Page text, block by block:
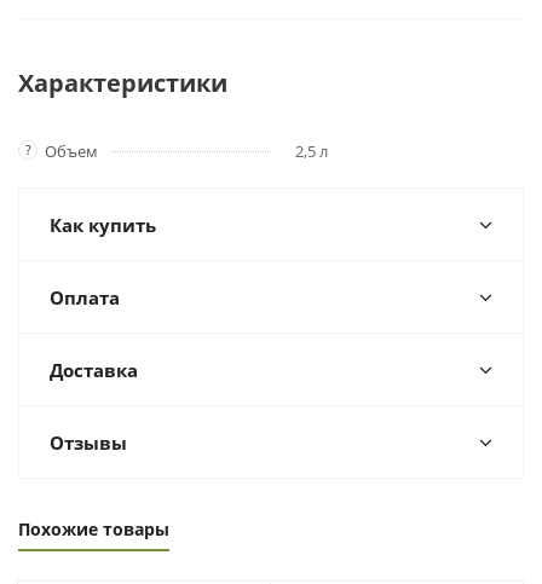
Характеристики
? Объем 2,5 л
Как купить
Оплата
Доставка
Отзывы
Похожие товары